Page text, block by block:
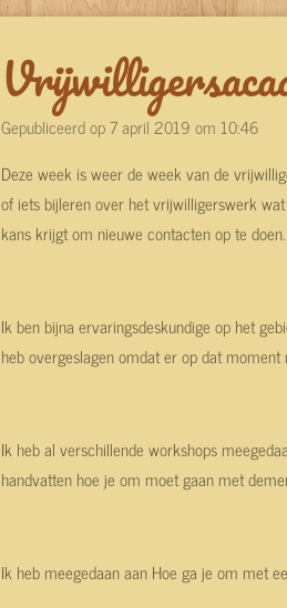
Gepubliceerd op 7 april 2019 om 10:46
Deze week is weer de week van de
of iets bijleren over het vrijwilligerswerk
kans krijgt om nieuwe contacten op te doen.
Ik ben bijna ervaringsdeskundige op het
heb overgeslagen omdat er op dat
Ik heb al verschillende workshops
handvatten hoe je om moet gaan met
Ik heb meegedaan aan Hoe ga je om met